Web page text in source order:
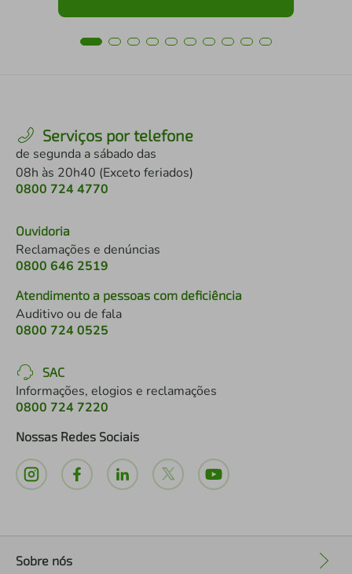
Serviços por telefone
de segunda a sábado das
08h às 20h40 (Exceto feriados)
0800 724 4770
Ouvidoria
Reclamações e denúncias
0800 646 2519
Atendimento a pessoas com deficiência
Auditivo ou de fala
0800 724 0525
SAC
Informações, elogios e reclamações
0800 724 7220
Nossas Redes Sociais
Sobre nós